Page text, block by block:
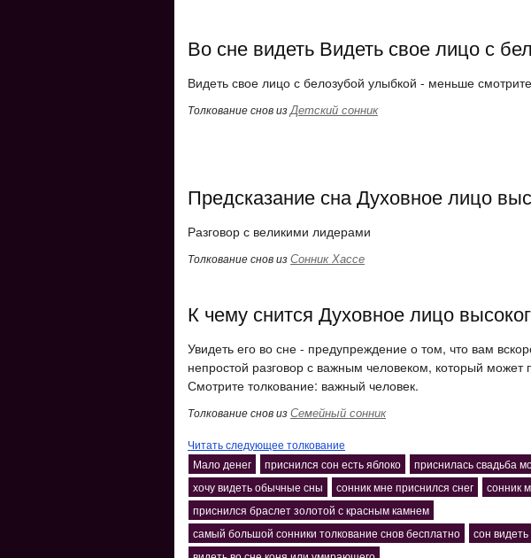
Во сне видеть Видеть свое лицо с
Видеть свое лицо с белозубой улыбкой - меньше
Толкование снов изДетский сонник
Предсказание сна Духовное лицо
Разговор с великими лидерами
Толкование снов изСонник Хассе
К чему снится Духовное лицо
Увидеть его во сне - предупреждение о том, что вам
непростой разговор с важным человеком, который
Смотрите толкование: важный человек.
Толкование снов изСемейный сонник
Читать следующее толкование
Мало денег
приснился сон есть яблоко
приснилась свадьба
хочу видеть обычные сны
сонник мне приснился снег
сонник
приснился браслет золотой с красным камнем
самый большой сонники толкование снов бесплатно
сон